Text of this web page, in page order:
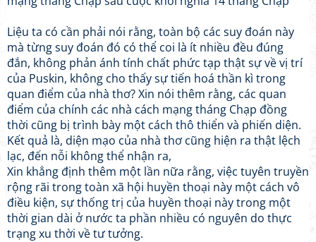
Liệu ta có cần phải nói rằng, toàn bộ các suy đoán này
mà từng suy đoán đó có thể coi là ít nhiều đều đúng
đắn, không phản ánh tính chất phức tạp thật sự về vị trí
của Puskin, không cho thấy sự tiến hoá thần kì trong
quan điểm của nhà thơ? Xin nói thêm rằng, các quan
điểm của chính các nhà cách mạng tháng Chạp đồng
thời cũng bị trình bày một cách thô thiển và phiến diện.
Kết quả là, diện mạo của nhà thơ cũng hiện ra thật lệch
lạc, đến nỗi không thể nhận ra,
Xin khẳng định thêm một lần nữa rằng, việc tuyên truyền
rộng rãi trong toàn xã hội huyền thoại này một cách vô
điều kiện, sự thống trị của huyền thoại này trong một
thời gian dài ở nước ta phần nhiều có nguyên do thực
trạng xu thời về tư tưởng.